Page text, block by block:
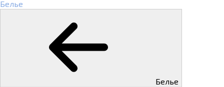
Белье
Белье